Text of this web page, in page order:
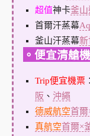
超值神卡釜山
首爾汗蒸幕
釜山汗蒸幕新
。便宜清艙
Trip便宜機票：
阪 、 沖繩
德威航空首爾
真航空首爾×